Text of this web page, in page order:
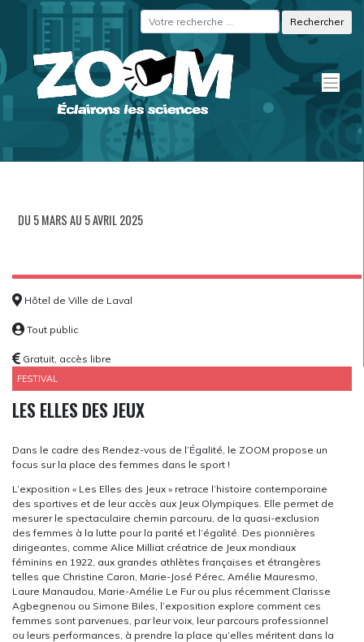
Panneau de gestion des cookies
DU 5 MARS AU 5 AVRIL 2025
Hôtel de Ville de Laval
Tout public
Gratuit, accès libre
FESTIVAL
LES ELLES DES JEUX
Dans le cadre des Rendez-vous de l’Égalité, le ZOOM propose un
focus sur la place des femmes dans le sport !
L’exposition « Les Elles des Jeux » retrace l’histoire contemporaine
des sportives et de leur accès aux Jeux Olympiques. Elle permet de
mesurer le spectaculaire chemin parcouru, de la quasi-exclusion
des femmes à la lutte pour la parité et l’égalité. Des pionnières
dirigeantes, comme Alice Milliat créatrice de Jeux mondiaux
féminins en 1922, aux grandes athlètes françaises et étrangères
telles que Christine Caron, Marie-José Pérec, Amélie Mauresmo,
Laure Manaudou, Marie-Amélie Le Fur ou plus récemment Clarisse
Agbegnenou ou Simone Biles, l’exposition explore comment ces
femmes sont parvenues, par leur voix, leur parcours professionnel
ou leurs performances, à prendre la place qu’elles méritent dans la